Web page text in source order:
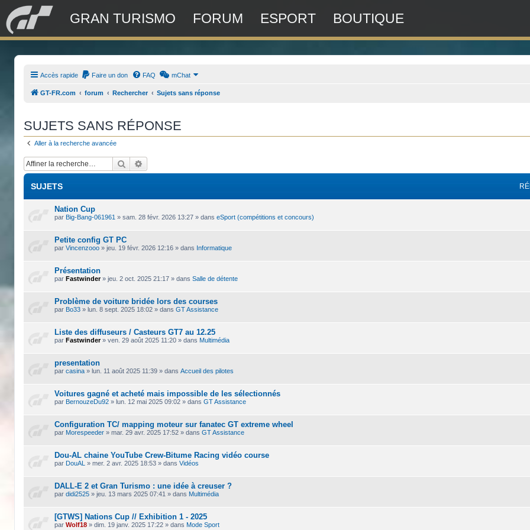
GRAN TURISMO FORUM ESPORT BOUTIQUE
Accès rapide Faire un don FAQ mChat
GT-FR.com forum Rechercher Sujets sans réponse
SUJETS SANS RÉPONSE
Aller à la recherche avancée
Rechercher
SUJETS
Nation Cup
par Big-Bang-061961 »sam. 28 févr. 2026 13:27 » danseSport (compétitions et concours)
Petite config GT PC
parVincenzooo »jeu. 19 févr. 2026 12:16 » dans Informatique
Présentation
par Fastwinder»jeu. 2 oct. 2025 21:17 » dansSalle de détente
Problème de voiture bridée lors des courses
par Bo33 » lun. 8 sept. 2025 18:02 » dansGT Assistance
Liste des diffuseurs / Casteurs GT7 au 12.25
par Fastwinder»ven. 29 août 2025 11:20 » dans Multimédia
presentation
parcasina » lun. 11 août 2025 11:39 » dansAccueil des pilotes
Voitures gagné et acheté mais impossible de les sélectionnés
par BernouzeDu92 » lun. 12 mai 2025 09:02 » dansGT Assistance
Configuration TC/ mapping moteur sur fanatec GT extreme wheel
par Morespeeder »mar. 29 avr. 2025 17:52 » dansGT Assistance
Dou-AL chaine YouTube Crew-Bitume Racing vidéo course
par DouAL »mer. 2 avr. 2025 18:53 » dansVidéos
DALL-E 2 et Gran Turismo : une idée à creuser ?
pardidi2525 »jeu. 13 mars 2025 07:41 » dans Multimédia
[GTWS] Nations Cup // Exhibition 1 - 2025
parWolf18 »dim. 19 janv. 2025 17:22 » dans Mode Sport